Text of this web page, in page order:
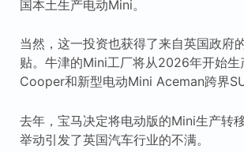
国本土生产电动Mini。
当然，这一投资也获得了来自英国政府
贴。牛津的Mini工厂将从2026年开始生
Cooper和新型电动Mini Aceman跨界
去年，宝马决定将电动版的Mini生产转
举动引发了英国汽车行业的不满。